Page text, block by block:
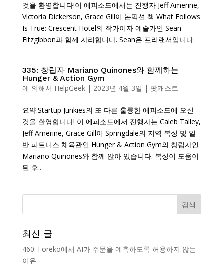
것을 환영합니다!이 에피소드에서는 진행자 Jeff Amerine,
Victoria Dickerson, Grace Gill이 논픽션 책 What Follows
Is True: Crescent Hotel의 작가이자 예술가인 Sean
Fitzgibbon과 함께 자리합니다. Sean은 프리랜서입니다.
335: 창립자 Mariano Quinones와 함께하는
Hunger & Action Gym
에 의해서 HelpGeek| 2023년 4월 3일 | 팟캐스트
요약:Startup Junkies의 또 다른 훌륭한 에피소드에 오신
것을 환영합니다! 이 에피소드에서 진행자는 Caleb Talley,
Jeff Amerine, Grace Gill이 Springdale의 지역 복싱 및 일
반 피트니스 체육관인 Hunger & Action Gym의 창립자인
Mariano Quinones와 함께 앉아 있습니다. 복싱이 도움이
된 후..
최신 글
460: Foreko에서 AI가 주문을 예측하도록 허용하지 않는
이유